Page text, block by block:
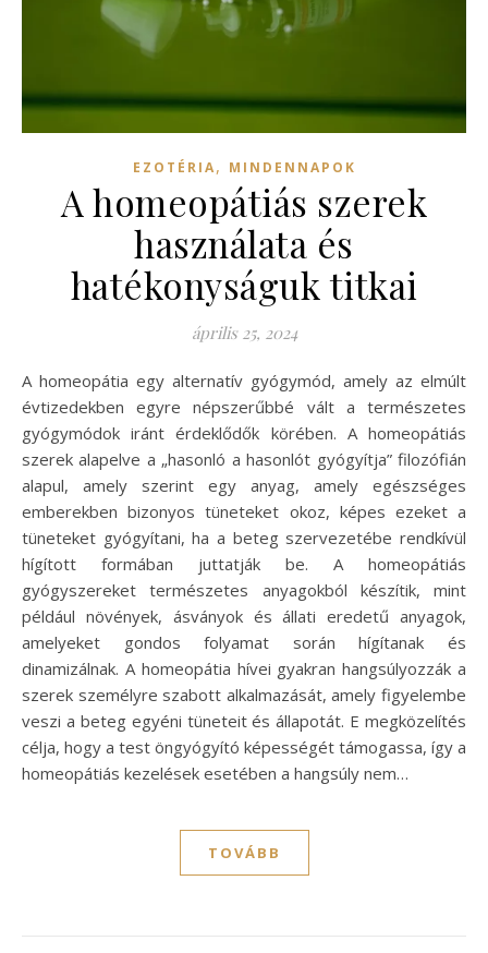
EZOTÉRIA, MINDENNAPOK
A homeopátiás szerek
használata és
hatékonyságuk titkai
április 25, 2024
A homeopátia egy alternatív gyógymód, amely az elmúlt
évtizedekben egyre népszerűbbé vált a természetes
gyógymódok iránt érdeklődők körében. A homeopátiás
szerek alapelve a „hasonló a hasonlót gyógyítja” filozófián
alapul, amely szerint egy anyag, amely egészséges
emberekben bizonyos tüneteket okoz, képes ezeket a
tüneteket gyógyítani, ha a beteg szervezetébe rendkívül
hígított formában juttatják be. A homeopátiás
gyógyszereket természetes anyagokból készítik, mint
például növények, ásványok és állati eredetű anyagok,
amelyeket gondos folyamat során hígítanak és
dinamizálnak. A homeopátia hívei gyakran hangsúlyozzák a
szerek személyre szabott alkalmazását, amely figyelembe
veszi a beteg egyéni tüneteit és állapotát. E megközelítés
célja, hogy a test öngyógyító képességét támogassa, így a
homeopátiás kezelések esetében a hangsúly nem…
TOVÁBB